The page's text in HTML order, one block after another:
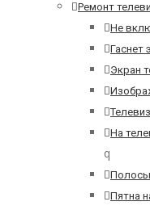
Ремонт
Не
Гаснет
Экран
На
q
Полосы
Пятна